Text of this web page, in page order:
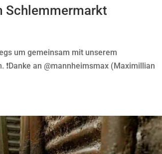
Schlemmermarkt
um gemeinsam mit unserem
an @mannheimsmax (Maximillian